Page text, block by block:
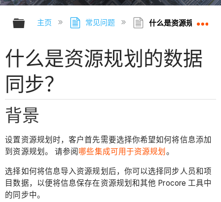
扩展/隐缩全局层次
主页 常见问题 什么是资源规划的数
什么是资源规划的数据
同步？
背景
设置资源规划时，客户首先需要选择你希望如何将信息添加
到资源规划。 请参阅 哪些集成可用于资源规划 。
选择如何将信息导入资源规划后，你可以选择同步人员和项
目数据，以便将信息保存在资源规划和其他 Procore 工具中
的同步中。